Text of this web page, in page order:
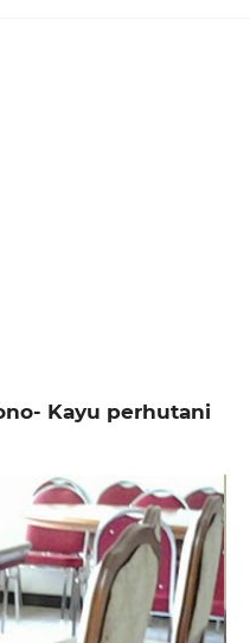
Kayu perhutani